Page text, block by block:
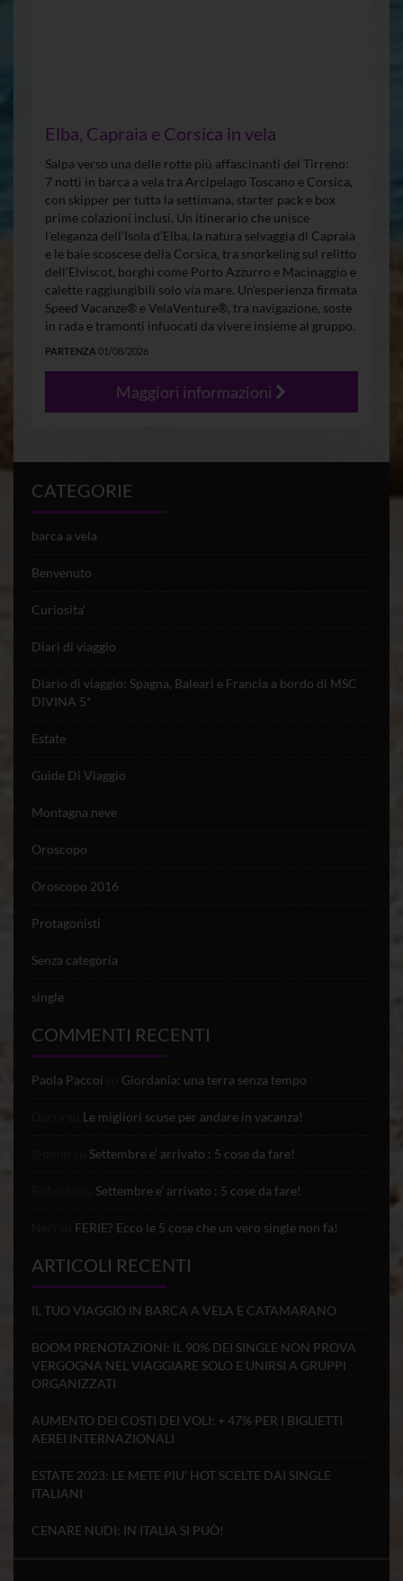
Elba, Capraia e Corsica in vela
Salpa verso una delle rotte più affascinanti del Tirreno:
7 notti in barca a vela tra Arcipelago Toscano e Corsica,
con skipper per tutta la settimana, starter pack e box
prime colazioni inclusi. Un itinerario che unisce
l’eleganza dell’Isola d’Elba, la natura selvaggia di Capraia
e le baie scoscese della Corsica, tra snorkeling sul relitto
dell’Elviscot, borghi come Porto Azzurro e Macinaggio e
calette raggiungibili solo via mare. Un’esperienza firmata
Speed Vacanze® e VelaVenture®, tra navigazione, soste
in rada e tramonti infuocati da vivere insieme al gruppo.
PARTENZA 01/08/2026
Maggiori informazioni
CATEGORIE
barca a vela
Benvenuto
Curiosita'
Diari di viaggio
Diario di viaggio: Spagna, Baleari e Francia a bordo di MSC
DIVINA 5*
Estate
Guide Di Viaggio
Montagna neve
Oroscopo
Oroscopo 2016
Protagonisti
Senza categoria
single
COMMENTI RECENTI
Paola Paccoi Giordania: una terra senza tempo
Le migliori scuse per andare in vacanza!
Settembre e’ arrivato : 5 cose da fare!
Settembre e’ arrivato : 5 cose da fare!
FERIE? Ecco le 5 cose che un vero single non fa!
ARTICOLI RECENTI
IL TUO VIAGGIO IN BARCA A VELA E CATAMARANO
BOOM PRENOTAZIONI: IL 90% DEI SINGLE NON PROVA
VERGOGNA NEL VIAGGIARE SOLO E UNIRSI A GRUPPI
ORGANIZZATI
AUMENTO DEI COSTI DEI VOLI: + 47% PER I BIGLIETTI
AEREI INTERNAZIONALI
ESTATE 2023: LE METE PIU’ HOT SCELTE DAI SINGLE
ITALIANI
CENARE NUDI: IN ITALIA SI PUÒ!